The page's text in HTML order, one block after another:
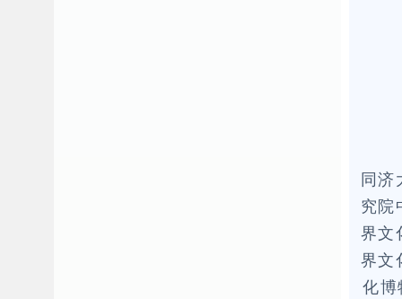
同济
究院
界文
界文
化博